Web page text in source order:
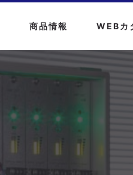
商品情報 WEBカ